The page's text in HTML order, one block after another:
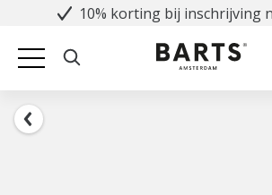
10% korting bij inschrijving